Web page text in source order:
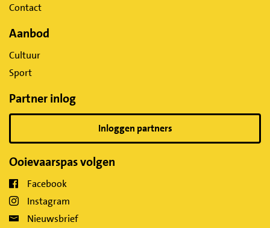
Contact
Aanbod
Cultuur
Sport
Partner inlog
Inloggen partners
Ooievaarspas volgen
Facebook
Instagram
Nieuwsbrief